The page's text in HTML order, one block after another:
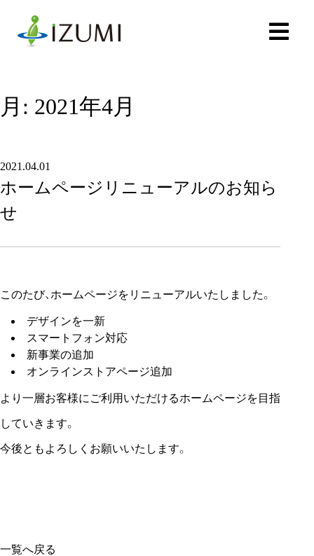
content
メ
ニ
月: 2021年4月
ホームページリニューアルのお知ら
せ
2021.04.01
このたび、ホームページをリニューアルいたしました。
デザインを一新
スマートフォン対応
新事業の追加
オンラインストアページ追加
より一層お客様にご利用いただけるホームページを目指
していきます。
今後ともよろしくお願いいたします。
一覧へ戻る